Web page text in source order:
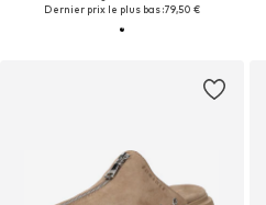
Dernier prix le plus bas :79,50 €